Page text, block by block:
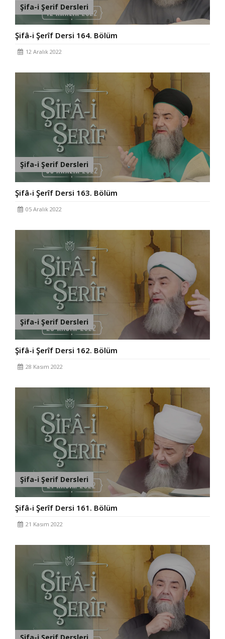
Şifa-i Şerif Dersleri
Şifâ-i Şerîf Dersi 164. Bölüm
12 Aralık 2022
Şifa-i Şerif Dersleri
Şifâ-i Şerîf Dersi 163. Bölüm
05 Aralık 2022
Şifa-i Şerif Dersleri
Şifâ-i Şerîf Dersi 162. Bölüm
28 Kasım 2022
Şifa-i Şerif Dersleri
Şifâ-i Şerîf Dersi 161. Bölüm
21 Kasım 2022